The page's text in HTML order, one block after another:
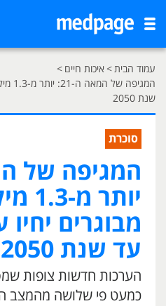
עמוד הבית> איכות חיים >
שנת 2050
סוכרת
יותר
מבוגרים
עד שנת 2050
הערכות חדשות צופות
כמעט פי שלושה מהמצב